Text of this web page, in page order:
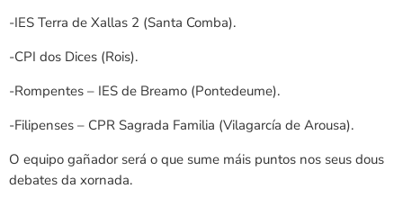
-IES Terra de Xallas 2 (Santa Comba).
-CPI dos Dices (Rois).
-Rompentes – IES de Breamo (Pontedeume).
-Filipenses – CPR Sagrada Familia (Vilagarcía de Arousa).
O equipo gañador será o que sume máis puntos nos seus dous
debates da xornada.